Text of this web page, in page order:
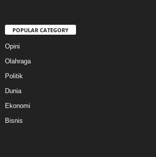
POPULAR CATEGORY
Opini
Olahraga
Politik
Dunia
Ekonomi
Bisnis